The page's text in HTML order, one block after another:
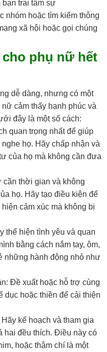
bạn trai tâm sự
nhóm hoặc tìm kiếm thông
xã hội hoặc gọi chúng
phụ nữ hết
dễ dàng, nhưng có một
cảm thấy hạnh phúc và
đây là một số cách:
quan trọng nhất để giúp
họ. Hãy chấp nhận và
của họ mà không cần đưa
thời gian và không
họ. Hãy tạo điều kiện để
cảm xúc mà không bị
thể hiện tình yêu và quan
bằng cách nắm tay, ôm,
những hành động nhỏ như
Đề xuất hoặc hỗ trợ cùng
dục hoặc thiền để cải thiện
kế hoạch và tham gia
hai đều thích. Điều này có
hoặc thậm chí là một